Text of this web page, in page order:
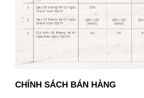
CHÍNH SÁCH BÁN HÀNG